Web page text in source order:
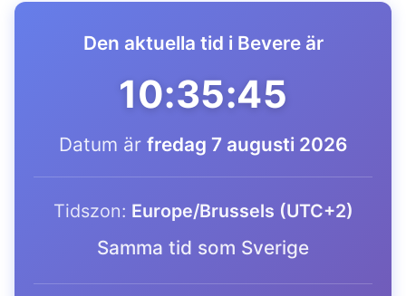
Den aktuella tid i Bevere är
10:35:45
Datum är fredag 7 augusti 2026
Tidszon: Europe/Brussels (UTC+2)
Samma tid som Sverige